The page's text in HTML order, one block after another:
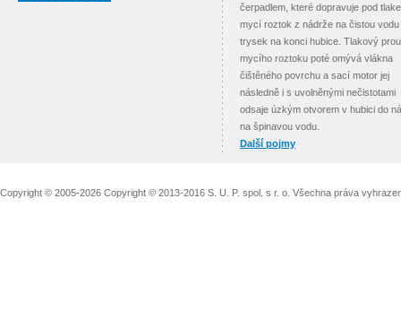
čerpadlem, které dopravuje pod
mycí roztok z nádrže na čistou vodu
trysek na konci hubice. Tlakový
mycího roztoku poté omývá vlákna
čištěného povrchu a sací motor jej
následně i s uvolněnými nečistotami
odsaje úzkým otvorem v hubici do
na špinavou vodu.
Další pojmy
Copyright © 2005-2026 Copyright © 2013-2016 S. U. P. spol. s r. o. Všechna práva